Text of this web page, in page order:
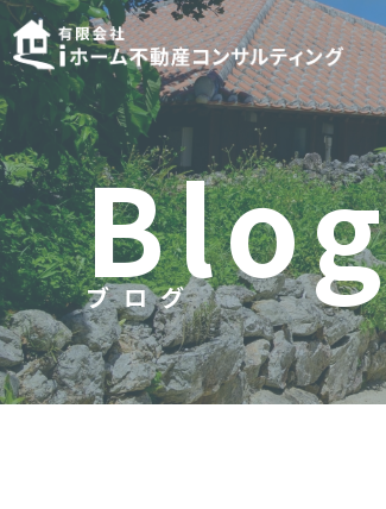
Blog
ブログ
ブ ロ グ